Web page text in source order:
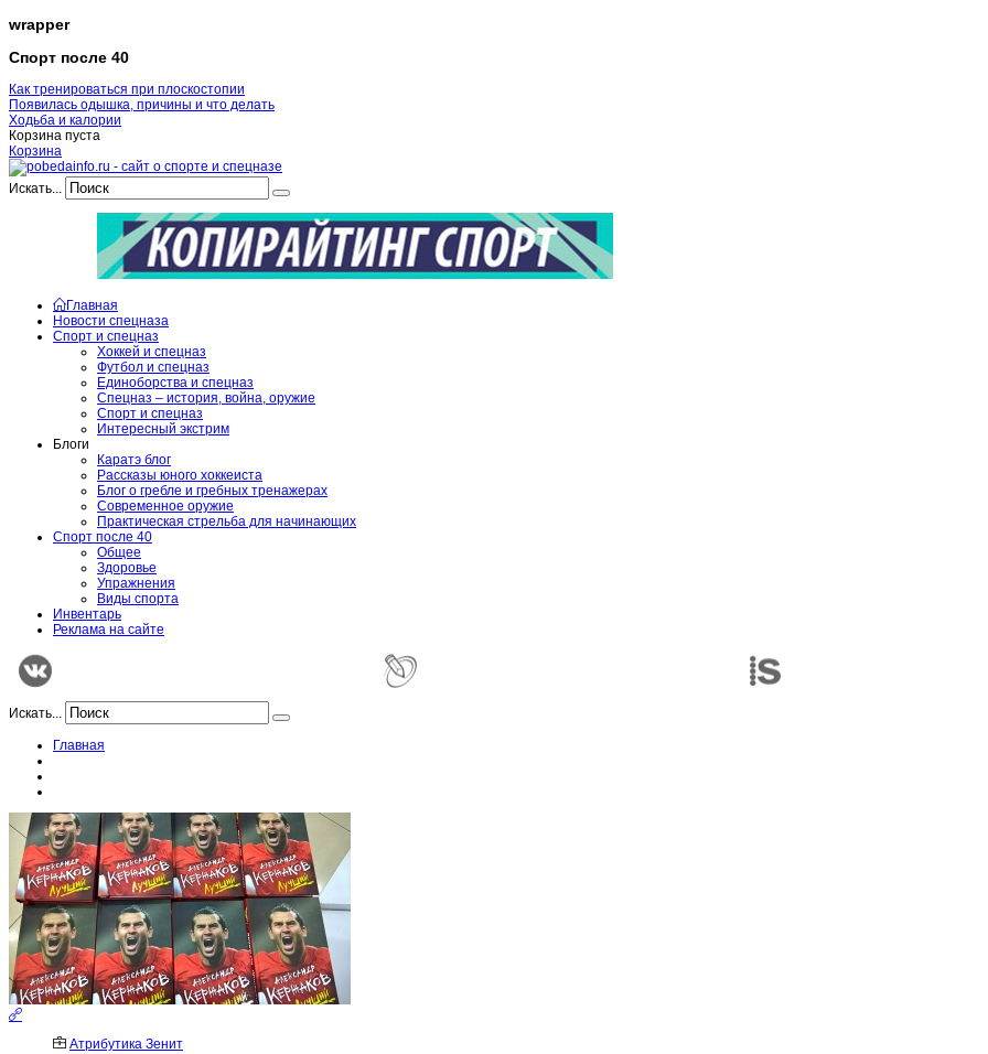
wrapper
Спорт после 40
Как тренироваться при плоскостопии
Появилась одышка, причины и что делать
Ходьба и калории
Корзина пуста
Корзина
Искать...
Главная
Новости спецназа
Спорт и спецназ
Хоккей и спецназ
Футбол и спецназ
Единоборства и спецназ
Спецназ – история, война, оружие
Спорт и спецназ
Интересный экстрим
Блоги
Каратэ блог
Рассказы юного хоккеиста
Блог о гребле и гребных тренажерах
Современное оружие
Практическая стрельба для начинающих
Спорт после 40
Общее
Здоровье
Упражнения
Виды спорта
Инвентарь
Реклама на сайте
Искать...
Главная
Атрибутика Зенит